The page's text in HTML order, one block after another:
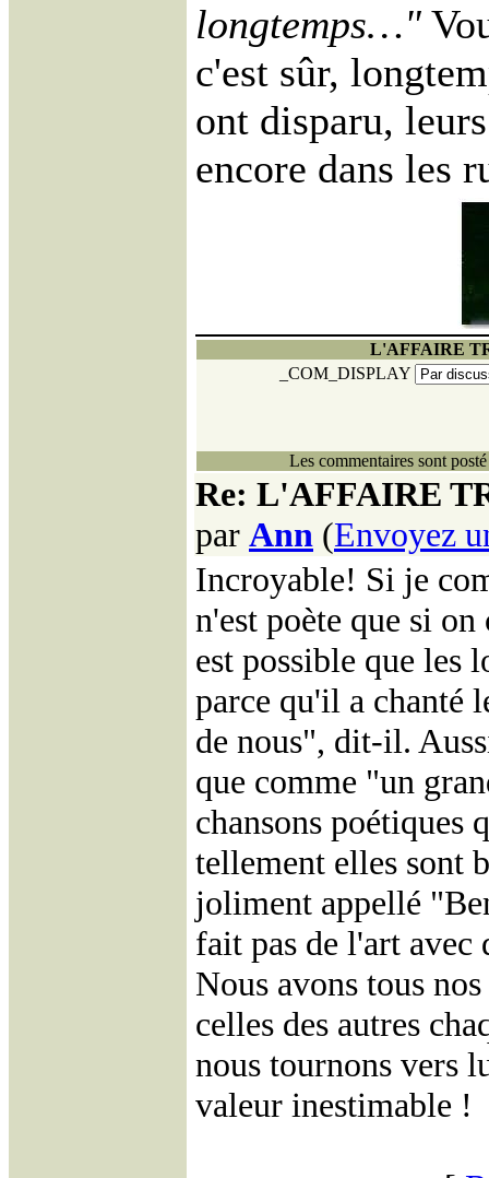
longtemps…"
c'est sûr,
ont disparu,
encore dans les
L'AFFAIRE
_COM_DISPLAY
Les commentaires sont
Re: L'AFFAIRE
par Ann (Envoyez
Incroyable! Si je
n'est poète que si
est possible que les
parce qu'il a chanté
de nous", dit-il.
que comme "un
chansons poétiques
tellement elles sont
joliment appellé
fait pas de l'art avec
Nous avons tous
celles des autres
nous tournons vers
valeur inestimable !